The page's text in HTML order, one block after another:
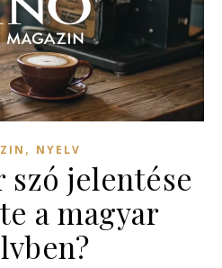
, NYELV
szó jelentése
a magyar